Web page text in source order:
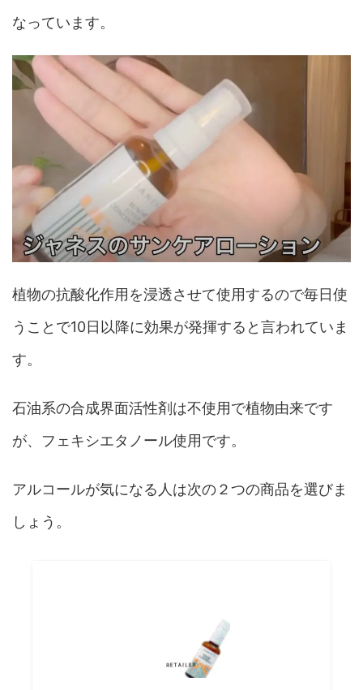
なっています。
植物の抗酸化作用を浸透させて使用するので毎日使
うことで10日以降に効果が発揮すると言われていま
す。
石油系の合成界面活性剤は不使用で植物由来です
が、フェキシエタノール使用です。
アルコールが気になる人は次の２つの商品を選びま
しょう。